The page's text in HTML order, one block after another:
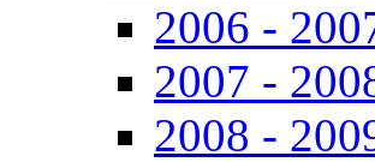
2006 -
2007 -
2008 -